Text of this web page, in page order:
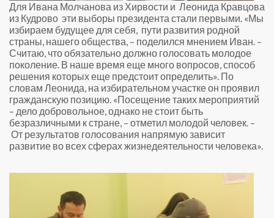
Для Ивана Молчанова из Хирвости и Леонида Кравцова
из Кудрово эти выборы президента стали первыми. «Мы
избираем будущее для себя, пути развития родной
страны, нашего общества, – поделился мнением Иван. –
Считаю, что обязательно должно голосовать молодое
поколение. В наше время еще много вопросов, способ
решения которых еще предстоит определить». По
словам Леонида, на избирательном участке он проявил
гражданскую позицию. «Посещение таких мероприятий
– дело добровольное, однако не стоит быть
безразличными к стране, – отметил молодой человек. –
От результатов голосования напрямую зависит
развитие во всех сферах жизнедеятельности человека».